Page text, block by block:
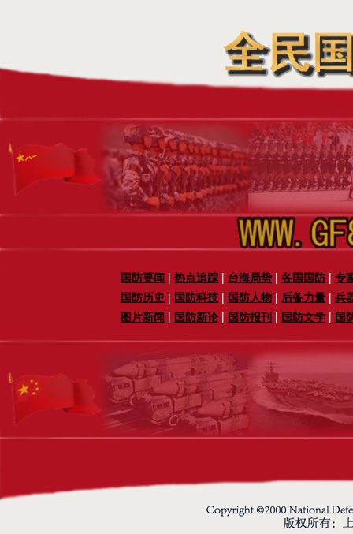
国防要闻 | 热点追踪 | 台海局势 | 各国国防 | 专
国防历史 | 国防科技 | 国防人物 | 后备力量 | 兵
图片新闻 | 国防新论 | 国防报刊 | 国防文学 | 国